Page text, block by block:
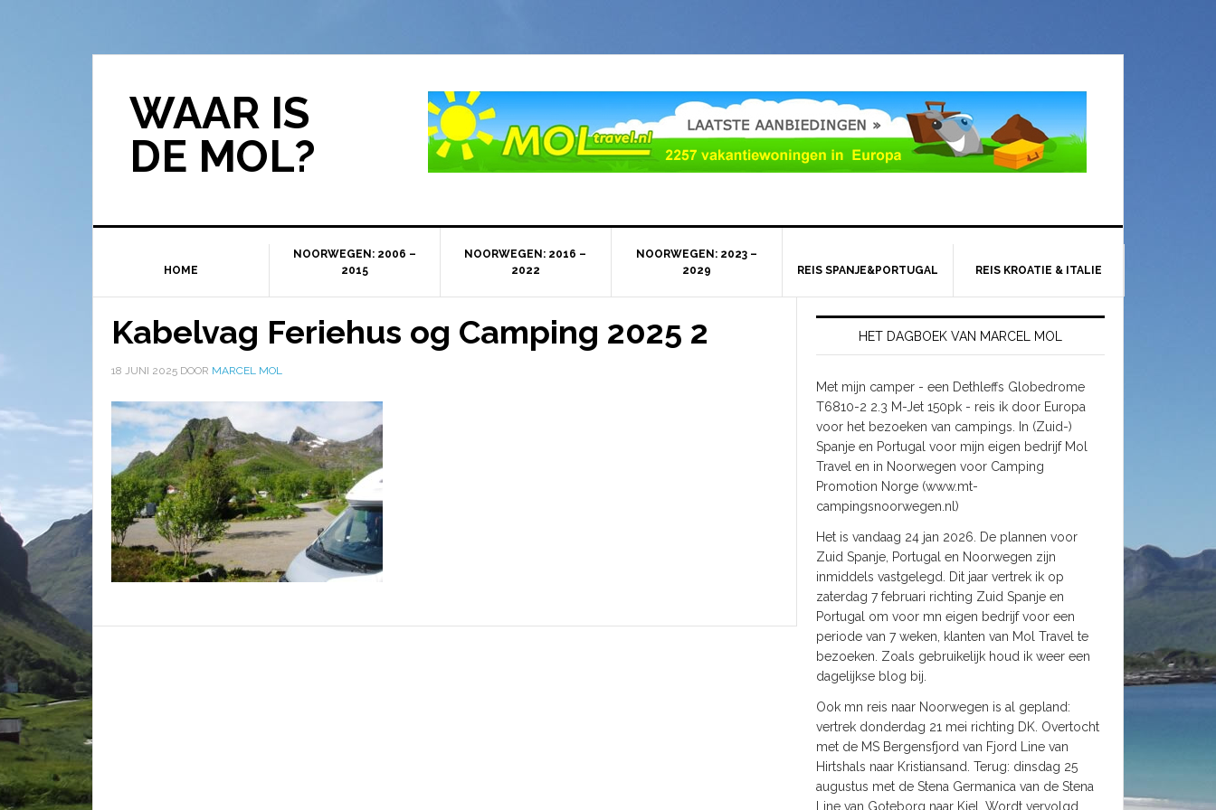
WAAR IS
DE MOL?
HOME
NOORWEGEN: 2006 –
2015
NOORWEGEN: 2016 –
2022
NOORWEGEN: 2023 –
2029
REIS SPANJE&PORTUGAL REIS KROATIE & ITALIE
Kabelvag Feriehus og Camping 2025 2
18 JUNI 2025 DOOR MARCEL MOL
HET DAGBOEK VAN MARCEL MOL
Met mijn camper - een Dethleffs Globedrome
T6810-2 2.3 M-Jet 150pk - reis ik door Europa
voor het bezoeken van campings. In (Zuid-)
Spanje en Portugal voor mijn eigen bedrijf Mol
Travel en in Noorwegen voor Camping
Promotion Norge (www.mt-
campingsnoorwegen.nl)
Het is vandaag 24 jan 2026. De plannen voor
Zuid Spanje, Portugal en Noorwegen zijn
inmiddels vastgelegd. Dit jaar vertrek ik op
zaterdag 7 februari richting Zuid Spanje en
Portugal om voor mn eigen bedrijf voor een
periode van 7 weken, klanten van Mol Travel te
bezoeken. Zoals gebruikelijk houd ik weer een
dagelijkse blog bij.
Ook mn reis naar Noorwegen is al gepland:
vertrek donderdag 21 mei richting DK. Overtocht
met de MS Bergensfjord van Fjord Line van
Hirtshals naar Kristiansand. Terug: dinsdag 25
augustus met de Stena Germanica van de Stena
Line van Goteborg naar Kiel. Wordt vervolgd.